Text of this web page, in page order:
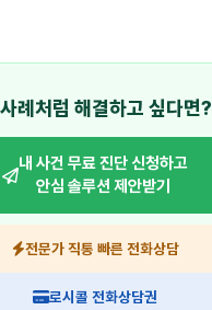
례처럼 해결하고 싶다면?
내 사건 무료 진단 신청하고
안심 솔루션 제안받기
전문가 직통 빠른 전화상담
로시콜 전화상담권